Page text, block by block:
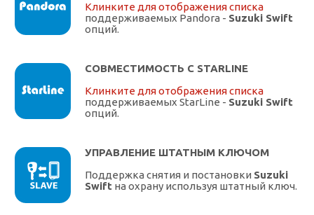
Клинките для отображения списка
поддерживаемых Pandora - Suzuki Swift
опций.
СОВМЕСТИМОСТЬ С STARLINE
Клинките для отображения списка
поддерживаемых StarLine - Suzuki Swift
опций.
УПРАВЛЕНИЕ ШТАТНЫМ КЛЮЧОМ
Поддержка снятия и постановки Suzuki
Swift на охрану используя штатный ключ.